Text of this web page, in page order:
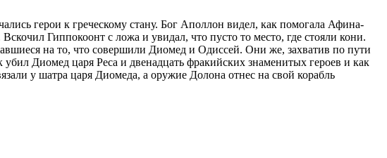
герои к греческому стану. Бог Аполлон видел, как помогала Афина-
Гиппокоонт с ложа и увидал, что пусто то место, где стояли кони.
на то, что совершили Диомед и Одиссей. Они же, захватив по пути
Диомед царя Реса и двенадцать фракийских знаменитых героев и как
у шатра царя Диомеда, а оружие Долона отнес на свой корабль